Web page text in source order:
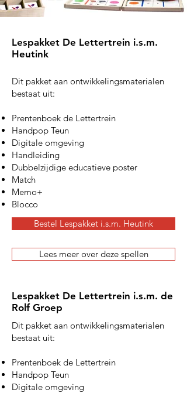
Lespakket De Lettertrein i.s.m.
Heutink
Bestel Lespakket i.s.m. Heutink
Dit pakket aan ontwikkelingsmaterialen
bestaat uit:
Prentenboek de Lettertrein
Handpop Teun
Digitale omgeving
Handleiding
Dubbelzijdige educatieve poster
Match
Memo+
Blocco
Lees meer over deze spellen
Lespakket De Lettertrein i.s.m. de
Rolf Groep
Dit pakket aan ontwikkelingsmaterialen
bestaat uit:
Prentenboek de Lettertrein
Handpop Teun
Digitale omgeving